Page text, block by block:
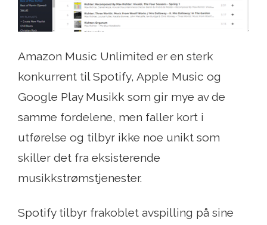
Amazon Music Unlimited er en sterk
konkurrent til Spotify, Apple Music og
Google Play Musikk som gir mye av de
samme fordelene, men faller kort i
utførelse og tilbyr ikke noe unikt som
skiller det fra eksisterende
musikkstrømstjenester.
Spotify tilbyr frakoblet avspilling på sine